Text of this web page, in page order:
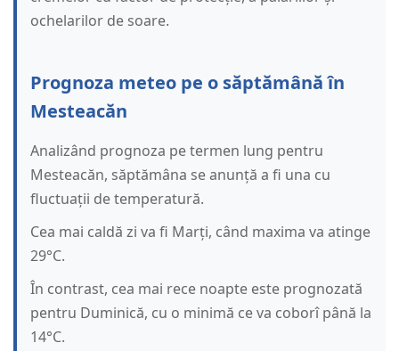
ochelarilor de soare.
Prognoza meteo pe o săptămână în
Mesteacăn
Analizând prognoza pe termen lung pentru
Mesteacăn, săptămâna se anunță a fi una cu
fluctuații de temperatură.
Cea mai caldă zi va fi Marți, când maxima va atinge
29°C.
În contrast, cea mai rece noapte este prognozată
pentru Duminică, cu o minimă ce va coborî până la
14°C.